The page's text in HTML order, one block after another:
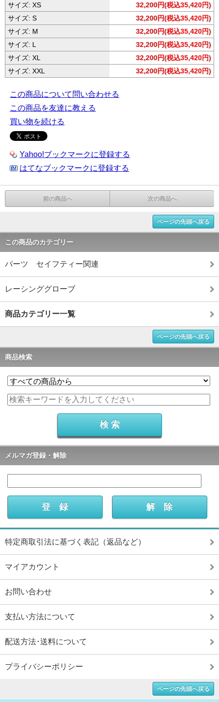
サイズ: XS
32,200円(税込35,420円)
サイズ: S
32,200円(税込35,420円)
サイズ: M
32,200円(税込35,420円)
サイズ: L
32,200円(税込35,420円)
サイズ: XL
32,200円(税込35,420円)
サイズ: XXL
32,200円(税込35,420円)
この商品について問い合わせる
この商品を友達に教える
買い物を続ける
Yahoo!ブックマークに登録する
はてなブックマークに登録する
前の商品へ 次の商品へ
ページの先頭へ戻る
この商品のカテゴリー
パーツ セイフティー関連
レーシンググローブ
商品カテゴリー一覧
ページの先頭へ戻る
商品検索
メルマガ登録・解除
特定商取引法に基づく表記（返品など）
マイアカウント
お問い合わせ
支払い方法について
配送方法･送料について
プライバシーポリシー
ページの先頭へ戻る